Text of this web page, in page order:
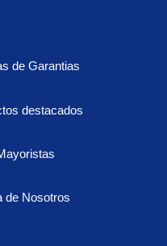
de Garantias
destacados
de Nosotros